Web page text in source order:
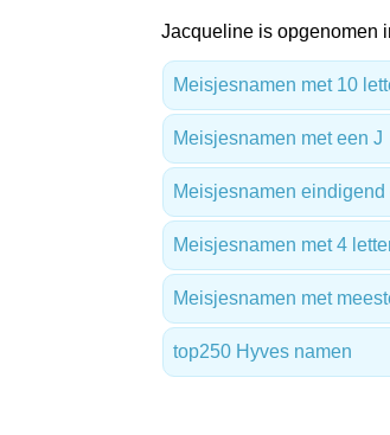
Jacqueline is opgenomen
Meisjesnamen met 10
Meisjesnamen met een J
Meisjesnamen eindigend
Meisjesnamen met 4
Meisjesnamen met
top250 Hyves namen